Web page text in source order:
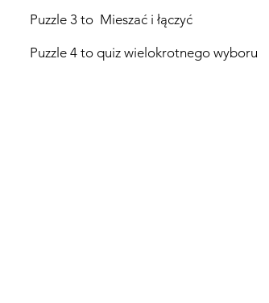
Puzzle 3 to Mieszać i łączyć
Puzzle 4 to quiz wielokrotnego wyboru